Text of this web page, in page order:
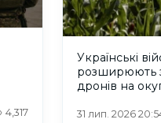
4,317
Українські
розширюють
дронів на
31 лип. 2026